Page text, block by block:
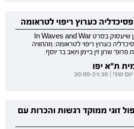
מכון מפרשים מזמין לערב עיון שיעסוק בסרט In Waves and War
כערוץ ריפוי לטראומה: מהחוויה
שרון זין ביימן ויואב בר יוסף.
ת"א יפו
זוגי ממוקד רגשות והכרות עם